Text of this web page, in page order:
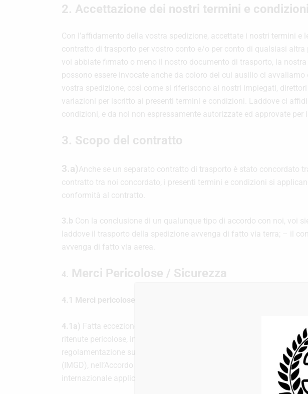
2. Accettazione dei nostri termini e condizioni
Con l’affidamento della vostra spedizione, accettate i nostri termini
contratto di trasporto per vostro conto e/o per conto di qualsiasi
voi abbiate firmato o meno il nostro documento di trasporto, la
possono essere invocate anche da coloro del cui ausilio ci
vostra spedizione, così come si riferiscono ai nostri impiegati,
variazioni per iscritto ai presenti termini e condizioni. Laddove ci
condizioni, e da noi non espressamente autorizzate ed approvate
3. Scopo del contratto
3.a)Anche se un separato contratto di trasporto è stato concordato
contratto tra noi concordato, i presenti termini e condizioni si
conformità al contratto.
3.b Con la conclusione di un qualunque tipo di accordo con noi, voi
laddove il trasporto della spedizione avvenga di fatto via terra; – il
avvenga di fatto via aerea.
4. Merci Pericolose / Sicurezza
4.1 Merci pericolose.
4.1a) Fatta eccezione per i casi di cui al paragrafo 5.1 b) sotto
ritenute pericolose, incluse, ma non limitatamente a, quelle
regolamentazione sulle merci pericolose dell’International Air
(IMGD), nell’Accordo Europeo concernente il trasporto
internazionale applicabile al trasporto di merci pericolose.